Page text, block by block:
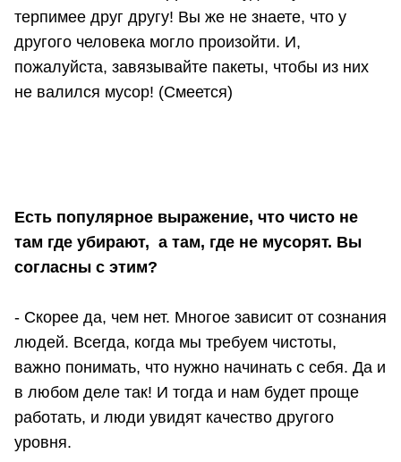
терпимее друг другу! Вы же не знаете, что у
другого человека могло произойти. И,
пожалуйста, завязывайте пакеты, чтобы из них
не валился мусор! (Смеется)
Есть популярное выражение, что чисто не
там где убирают, а там, где не мусорят. Вы
согласны с этим?
- Скорее да, чем нет. Многое зависит от сознания
людей. Всегда, когда мы требуем чистоты,
важно понимать, что нужно начинать с себя. Да и
в любом деле так! И тогда и нам будет проще
работать, и люди увидят качество другого
уровня.